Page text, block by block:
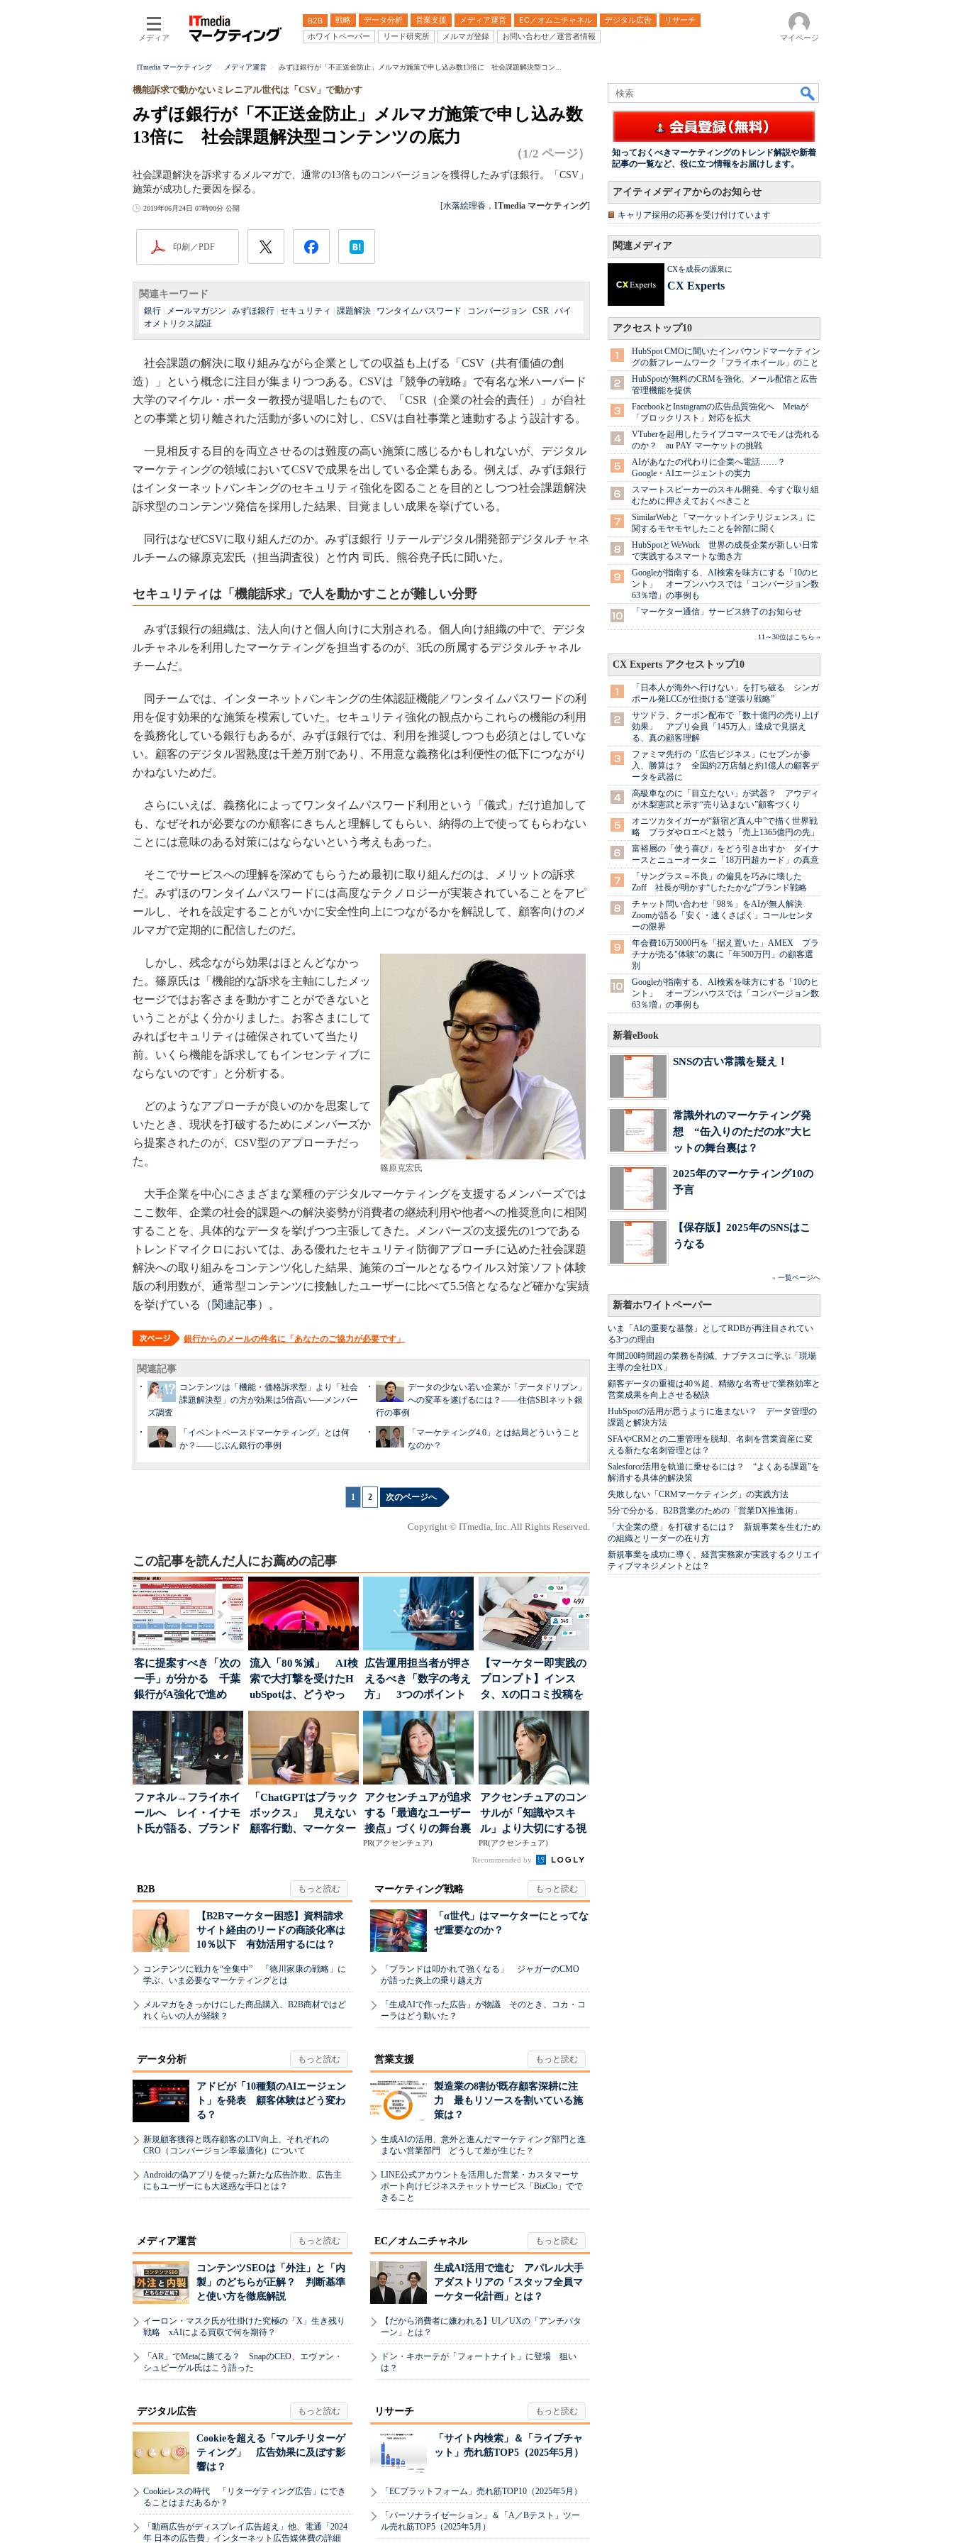
メディア
B2B 戦略 データ分析 営業支援 メディア運営 EC／オムニチャネル デジタル広告
リサーチ
ホワイトペーパー
リード研究所 メルマガ登録 お問い合わせ／運営者情報 マイページ
ITmedia マーケティング メディア運営 みずほ銀行が「不正送金防止」メルマガ施策で申し込み数13倍に 社会課題解決型コン...
みずほ銀行が「不正送金防止」メルマガ施策で申し込み数
13倍に 社会課題解決型コンテンツの底力
機能訴求で動かないミレニアル世代は「CSV」で動かす
（1/2 ページ）
社会課題解決を訴求するメルマガで、通常の13倍ものコンバージョンを獲得したみずほ銀行。「CSV」
施策が成功した要因を探る。
2019年06月24日 07時00分 公開 [水落絵理香 ， ITmedia マーケティング]
印刷／PDF
関連キーワード
銀行 メールマガジン みずほ銀行 セキュリティ 課題解決 ワンタイムパスワード コンバージョン CSR バイ
オメトリクス認証
社会課題の解決に取り組みながら企業としての収益も上げる「CSV（共有価値の創
造）」という概念に注目が集まりつつある。CSVは『競争の戦略』で有名な米ハーバード
大学のマイケル・ポーター教授が提唱したもので、「CSR（企業の社会的責任）」が自社
との事業と切り離された活動が多いのに対し、CSVは自社事業と連動するよう設計する。
一見相反する目的を両立させるのは難度の高い施策に感じるかもしれないが、デジタル
マーケティングの領域においてCSVで成果を出している企業もある。例えば、みずほ銀行
はインターネットバンキングのセキュリティ強化を図ることを目的としつつ社会課題解決
訴求型のコンテンツ発信を採用した結果、目覚ましい成果を挙げている。
同行はなぜCSVに取り組んだのか。みずほ銀行 リテールデジタル開発部デジタルチャネ
ルチームの篠原克宏氏（担当調査役）と竹内 司氏、熊谷尭子氏に聞いた。
セキュリティは「機能訴求」で人を動かすことが難しい分野
みずほ銀行の組織は、法人向けと個人向けに大別される。個人向け組織の中で、デジタ
ルチャネルを利用したマーケティングを担当するのが、3氏の所属するデジタルチャネル
チームだ。
同チームでは、インターネットバンキングの生体認証機能／ワンタイムパスワードの利
用を促す効果的な施策を模索していた。セキュリティ強化の観点からこれらの機能の利用
を義務化している銀行もあるが、みずほ銀行では、利用を推奨しつつも必須とはしていな
い。顧客のデジタル習熟度は千差万別であり、不用意な義務化は利便性の低下につながり
かねないためだ。
さらにいえば、義務化によってワンタイムパスワード利用という「儀式」だけ追加して
も、なぜそれが必要なのか顧客にきちんと理解してもらい、納得の上で使ってもらわない
ことには意味のある対策にはならないという考えもあった。
そこでサービスへの理解を深めてもらうため最初に取り組んだのは、メリットの訴求
だ。みずほのワンタイムパスワードには高度なテクノロジーが実装されていることをアピ
ールし、それを設定することがいかに安全性向上につながるかを解説して、顧客向けのメ
ルマガで定期的に配信したのだ。
篠原克宏氏
しかし、残念ながら効果はほとんどなかっ
た。篠原氏は「機能的な訴求を主軸にしたメッ
セージではお客さまを動かすことができないと
いうことがよく分かりました。お客さまにして
みればセキュリティは確保されていて当たり
前。いくら機能を訴求してもインセンティブに
ならないのです」と分析する。
どのようなアプローチが良いのかを思案して
いたとき、現状を打破するためにメンバーズか
ら提案されたのが、CSV型のアプローチだっ
た。
大手企業を中心にさまざまな業種のデジタルマーケティングを支援するメンバーズでは
ここ数年、企業の社会的課題への解決姿勢が消費者の継続利用や他者への推奨意向に相関
することを、具体的なデータを挙げつつ主張してきた。メンバーズの支援先の1つである
トレンドマイクロにおいては、ある優れたセキュリティ防御アプローチに込めた社会課題
解決への取り組みをコンテンツ化した結果、施策のゴールとなるウイルス対策ソフト体験
版の利用数が、通常型コンテンツに接触したユーザーに比べて5.5倍となるなど確かな実績
を挙げている（関連記事）。
銀行からのメールの件名に「あなたのご協力が必要です」
関連記事
コンテンツは「機能・価格訴求型」より「社会
課題解決型」の方が効果は5倍高い──メンバー
ズ調査
データの少ない若い企業が「データドリブン」
への変革を遂げるには？――住信SBIネット銀
行の事例
「イベントベースドマーケティング」とは何
か？――じぶん銀行の事例
「マーケティング4.0」とは結局どういうこと
なのか？
1 2 次のページへ
Copyright © ITmedia, Inc. All Rights Reserved.
この記事を読んだ人にお薦めの記事
客に提案すべき「次の
一手」が分かる 千葉
銀行がA強化で進め
る“One to On...
流入「80％減」 AI検
索で大打撃を受けたH
ubSpotは、どうやっ
て“未来の顧...
広告運用担当者が押さ
えるべき「数字の考え
方」 3つのポイント
とは
【マーケター即実践の
プロンプト】インス
タ、Xの口コミ投稿を
分析→戦略立案に生か
ファネル→フライホイ
ールへ レイ・イナモ
ト氏が語る、ブランド
「ChatGPTはブラック
ボックス」 見えない
顧客行動、マーケター
アクセンチュアが追求
する「最適なユーザー
接点」づくりの舞台裏
PR(アクセンチュア)
アクセンチュアのコン
サルが「知識やスキ
ル」より大切にする視
点
PR(アクセンチュア)
Recommended by
B2B
【B2Bマーケター困惑】資料請求
サイト経由のリードの商談化率は
10％以下 有効活用するには？
コンテンツに戦力を“全集中” 「徳川家康の戦略」に
学ぶ、いま必要なマーケティングとは
メルマガをきっかけにした商品購入、B2B商材ではど
れくらいの人が経験？
マーケティング戦略
「α世代」はマーケターにとってな
ぜ重要なのか？
「ブランドは叩かれて強くなる」 ジャガーのCMO
が語った炎上の乗り越え方
「生成AIで作った広告」が物議 そのとき、コカ・コ
ーラはどう動いた？
データ分析
アドビが「10種類のAIエージェン
ト」を発表 顧客体験はどう変わ
る？
新規顧客獲得と既存顧客のLTV向上、それぞれの
CRO（コンバージョン率最適化）について
Androidの偽アプリを使った新たな広告詐欺、広告主
にもユーザーにも大迷惑な手口とは？
営業支援
製造業の8割が既存顧客深耕に注
力 最もリソースを割いている施
策は？
生成AIの活用、意外と進んだマーケティング部門と進
まない営業部門 どうして差が生じた？
LINE公式アカウントを活用した営業・カスタマーサ
ポート向けビジネスチャットサービス「BizClo」でで
きること
メディア運営
コンテンツSEOは「外注」と「内
製」のどちらが正解？ 判断基準
と使い方を徹底解説
イーロン・マスク氏が仕掛けた究極の「X」生き残り
戦略 xAIによる買収で何を期待？
「AR」でMetaに勝てる？ SnapのCEO、エヴァン・
シュピーゲル氏はこう語った
EC／オムニチャネル
生成AI活用で進む アパレル大手
アダストリアの「スタッフ全員マ
ーケター化計画」とは？
【だから消費者に嫌われる】UI／UXの「アンチパタ
ーン」とは？
ドン・キホーテが「フォートナイト」に登場 狙い
は？
デジタル広告
Cookieを超える「マルチリターゲ
ティング」 広告効果に及ぼす影
響は？
Cookieレスの時代 「リターゲティング広告」にでき
ることはまだあるか？
「動画広告がディスプレイ広告超え」他、電通「2024
年 日本の広告費」インターネット広告媒体費の詳細
リサーチ
「サイト内検索」＆「ライブチャ
ット」売れ筋TOP5（2025年5月）
「ECプラットフォーム」売れ筋TOP10（2025年5月）
「パーソナライゼーション」＆「A／Bテスト」ツー
ル売れ筋TOP5（2025年5月）
知っておくべきマーケティングのトレンド解説や新着
記事の一覧など、役に立つ情報をお届けします。
アイティメディアからのお知らせ
キャリア採用の応募を受け付けています
関連メディア
CXを成長の源泉に
CX Experts
アクセストップ10
HubSpot CMOに聞いたインバウンドマーケティン
グの新フレームワーク「フライホイール」のこと
HubSpotが無料のCRMを強化、メール配信と広告
管理機能を提供
FacebookとInstagramの広告品質強化へ Metaが
「ブロックリスト」対応を拡大
VTuberを起用したライブコマースでモノは売れる
のか？ au PAY マーケットの挑戦
AIがあなたの代わりに企業へ電話……？
Google・AIエージェントの実力
スマートスピーカーのスキル開発、今すぐ取り組
むために押さえておくべきこと
SimilarWebと「マーケットインテリジェンス」に
関するモヤモヤしたことを幹部に聞く
HubSpotとWeWork 世界の成長企業が新しい日常
で実践するスマートな働き方
Googleが指南する、AI検索を味方にする「10のヒ
ント」 オープンハウスでは「コンバージョン数
63％増」の事例も
「マーケター通信」サービス終了のお知らせ
11～30位はこちら »
CX Experts アクセストップ10
「日本人が海外へ行けない」を打ち破る シンガ
ポール発LCCが仕掛ける“逆張り戦略”
サツドラ、クーポン配布で「数十億円の売り上げ
効果」 アプリ会員「145万人」達成で見据え
る、真の顧客理解
ファミマ先行の「広告ビジネス」にセブンが参
入、勝算は？ 全国約2万店舗と約1億人の顧客デ
ータを武器に
高級車なのに「目立たない」が武器？ アウディ
が木梨憲武と示す“売り込まない”顧客づくり
オニツカタイガーが“新宿ど真ん中”で描く世界戦
略 プラダやロエベと競う「売上1365億円の先」
富裕層の「使う喜び」をどう引き出すか ダイナ
ースとニューオータニ「18万円超カード」の真意
「サングラス＝不良」の偏見を巧みに壊した
Zoff 社長が明かす“したたかな”ブランド戦略
チャット問い合わせ「98％」をAIが無人解決
Zoomが語る「安く・速くさばく」コールセンタ
ーの限界
年会費16万5000円を「据え置いた」AMEX プラ
チナが売る"体験"の裏に「年500万円」の顧客選
別
Googleが指南する、AI検索を味方にする「10のヒ
ント」 オープンハウスでは「コンバージョン数
63％増」の事例も
新着eBook
SNSの古い常識を疑え！
常識外れのマーケティング発
想 “缶入りのただの水”大ヒ
ットの舞台裏は？
2025年のマーケティング10の
予言
【保存版】2025年のSNSはこ
うなる
» 一覧ページへ
新着ホワイトペーパー
いま「AIの重要な基盤」としてRDBが再注目されてい
る3つの理由
年間200時間超の業務を削減、ナブテスコに学ぶ「現場
主導の全社DX」
顧客データの重複は40％超、精緻な名寄せで業務効率と
営業成果を向上させる秘訣
HubSpotの活用が思うように進まない？ データ管理の
課題と解決方法
SFAやCRMとの二重管理を脱却、名刺を営業資産に変
える新たな名刺管理とは？
Salesforce活用を軌道に乗せるには？ “よくある課題”を
解消する具体的解決策
失敗しない「CRMマーケティング」の実践方法
5分で分かる、B2B営業のための「営業DX推進術」
「大企業の壁」を打破するには？ 新規事業を生むため
の組織とリーダーの在り方
新規事業を成功に導く、経営実務家が実践するクリエイ
ティブマネジメントとは？